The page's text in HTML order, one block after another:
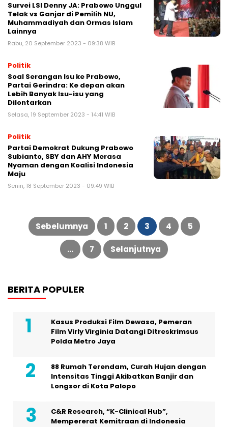
Survei LSI Denny JA: Prabowo Unggul
Telak vs Ganjar di Pemilih NU,
Muhammadiyah dan Ormas Islam
Lainnya
Rabu, 20 September 2023 - 09:38 WIB
Politik
Soal Serangan Isu ke Prabowo,
Partai Gerindra: Ke depan akan
Lebih Banyak Isu-isu yang
Dilontarkan
Selasa, 19 September 2023 - 14:41 WIB
Politik
Partai Demokrat Dukung Prabowo
Subianto, SBY dan AHY Merasa
Nyaman dengan Koalisi Indonesia
Maju
Senin, 18 September 2023 - 09:49 WIB
Paginasi
posSebelumnya 1 2 3 4 5
… 7 Selanjutnya
BERITA POPULER
Kasus Produksi Film Dewasa, Pemeran
Film Virly Virginia Datangi Ditreskrimsus
Polda Metro Jaya
88 Rumah Terendam, Curah Hujan dengan
Intensitas Tinggi Akibatkan Banjir dan
Longsor di Kota Palopo
C&R Research, “K-Clinical Hub”,
Mempererat Kemitraan di Indonesia